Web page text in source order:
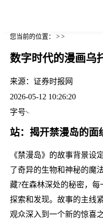
您当前的位置： > >
数字时代的漫画乌
来源： 证券时报网
2026-05-12 10:26:20
字号
站：揭开禁漫岛的面
《禁漫岛》的故事背景设
了奇异的生物和神秘的魔
藏?在森林深处的秘密，
探索和发现。故事的主线
观众深入到一个新的惊喜